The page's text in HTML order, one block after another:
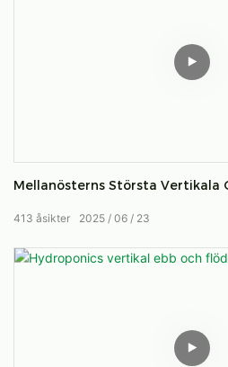
Mellanösterns Största Vertikala
2025 06 23
413 åsikter